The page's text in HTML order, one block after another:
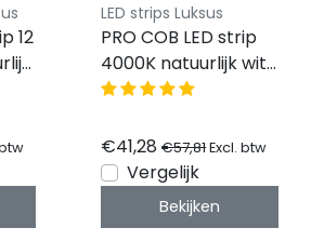
12
LED strips Luksus
PRO COB LED strip
4000K natuurlijk wit
9W 1020LM 480LED
CRI90 - 5 meter
€41,28 €57,81Excl. btw
Vergelijk
Bekijken